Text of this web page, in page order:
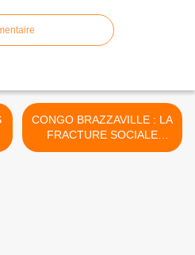
CONGO BRAZZAVILLE : LA
FRACTURE SOCIALE
COMME MODE DE